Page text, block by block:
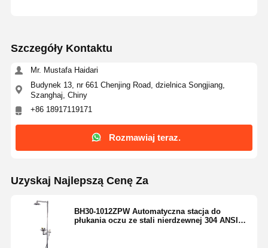
Szczegóły Kontaktu
Mr. Mustafa Haidari
Budynek 13, nr 661 Chenjing Road, dzielnica Songjiang,
Szanghaj, Chiny
+86 18917119171
Rozmawiaj teraz.
Uzyskaj Najlepszą Cenę Za
BH30-1012ZPW Automatyczna stacja do
płukania oczu ze stali nierdzewnej 304 ANSI